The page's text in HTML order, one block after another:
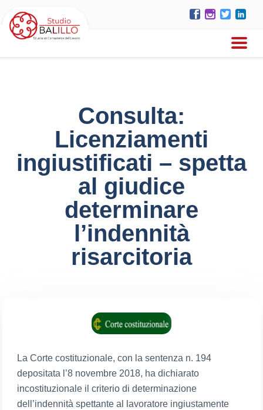
Consulta:
Licenziamenti
ingiustificati – spetta
al giudice
determinare
l’indennità
risarcitoria
La Corte costituzionale, con la sentenza n. 194
depositata l’8 novembre 2018, ha dichiarato
incostituzionale il criterio di determinazione
dell’indennità spettante al lavoratore ingiustamente